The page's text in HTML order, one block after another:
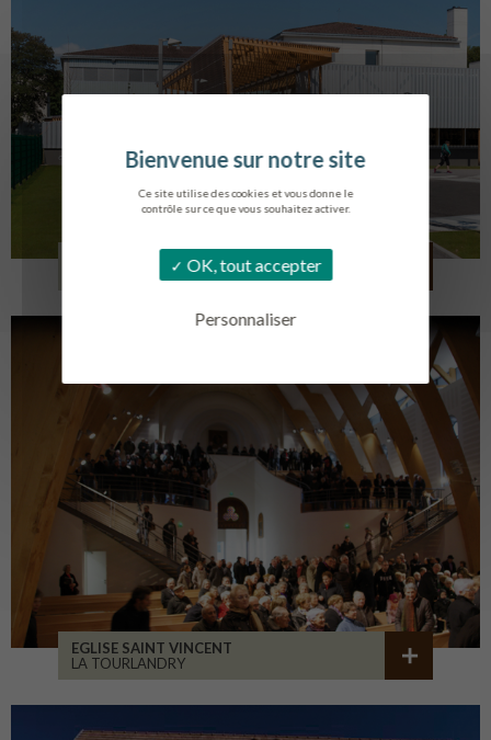
Ce site utilise des cookies et vous donne le
contrôle sur ce que vous souhaitez activer.
OK, tout accepter
Personnaliser
COLLÈGE MONTMORENCY
BOURBONNE-LES-BAINS
EGLISE SAINT VINCENT
LA TOURLANDRY